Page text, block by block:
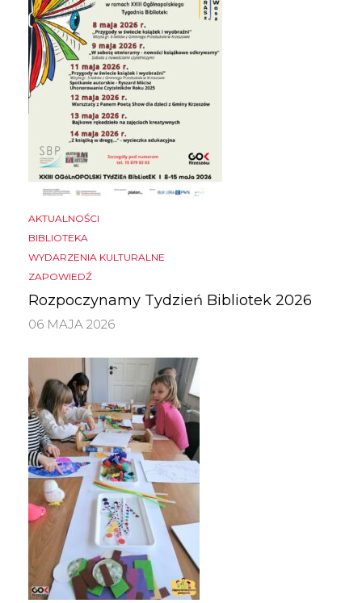
AKTUALNOŚCI
BIBLIOTEKA
WYDARZENIA KULTURALNE
ZAPOWIEDŹ
Rozpoczynamy Tydzień Bibliotek 2026
06 MAJA 2026